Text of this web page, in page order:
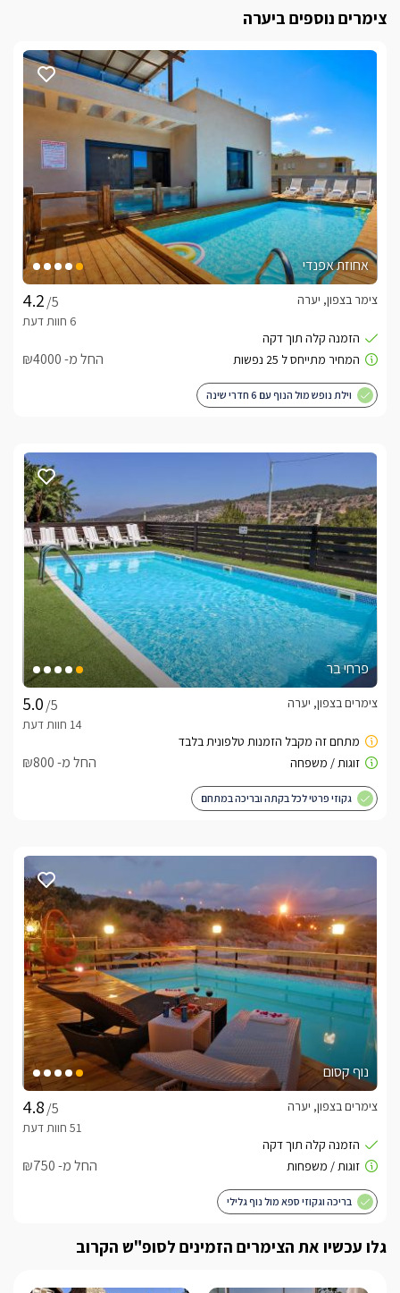
טואלט מעוצב, חדר רחצה מפואר משובץ קרמיקה, מקלחון מפנק
עם שני כיסאות ישיבה, מטבחון מאובזר עם מכונת אספרסו
מקצועית. במתחם החוץ הפרטי לכל סוויטה תתפנקו בבריכת זרמים
ססגוניות, מתחם ברביקיו מקצועי עם שיש עבודה צמוד ונוף גלילי
עוצר נשימה.
דגשים על מקום האירוח
בתיאום מראש ניתן לקבוע עיסויים לגוף ולנפש.בנוסף, ארוחת בוקר
גלילית עשירה וטעימה תוגש ישירות לסוויטה או לשפת הבריכה
בתיאום מול המארחים.שפע פינוקים יחכו לכם עם הגעתכם לסוויטה
קפה, קפסולות, תמרוקי רחצה ועוד.
מיקום
על סוסים, אופניים, טרקטורונים, רייזרים לבין מסלולי הליכה, נחלים,
אתרי תיירות, מבצר יחיעם, מצפה ראש הנקרה, מערת הקשת ועוד.
לצפייה באטרקציות ומסעדות בקרבת גולדן סוויט -
לחצו כאן
צימרים נוספים ביערה
אחוזת אפנדי
/5
צימר בצפון, יערה
החל מ- ₪4000
וילת נופש מול הנוף עם 6 חדרי שינה
פרחי בר
/5
צימרים בצפון, יערה
החל מ- ₪800
גקוזי פרטי לכל בקתה ובריכה במתחם
נוף קסום
/5
צימרים בצפון, יערה
החל מ- ₪750
בריכה וגקוזי ספא מול נוף גלילי
גלו עכשיו את הצימרים הזמינים לסופ"ש הקרוב